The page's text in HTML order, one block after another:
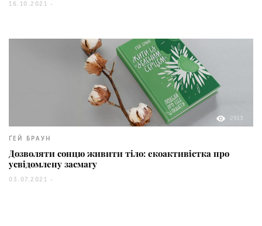
16.10.2021 -
2913
ҐЕЙ БРАУН
Дозволяти сонцю живити тіло: екоактивістка про
усвідомлену засмагу
03.07.2021 -